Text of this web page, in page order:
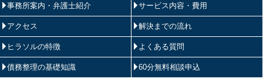
事務所案内・弁護士紹介 サービス内容・費用
アクセス 解決までの流れ
ヒラソルの特徴 よくある質問
債務整理の基礎知識 60分無料相談申込